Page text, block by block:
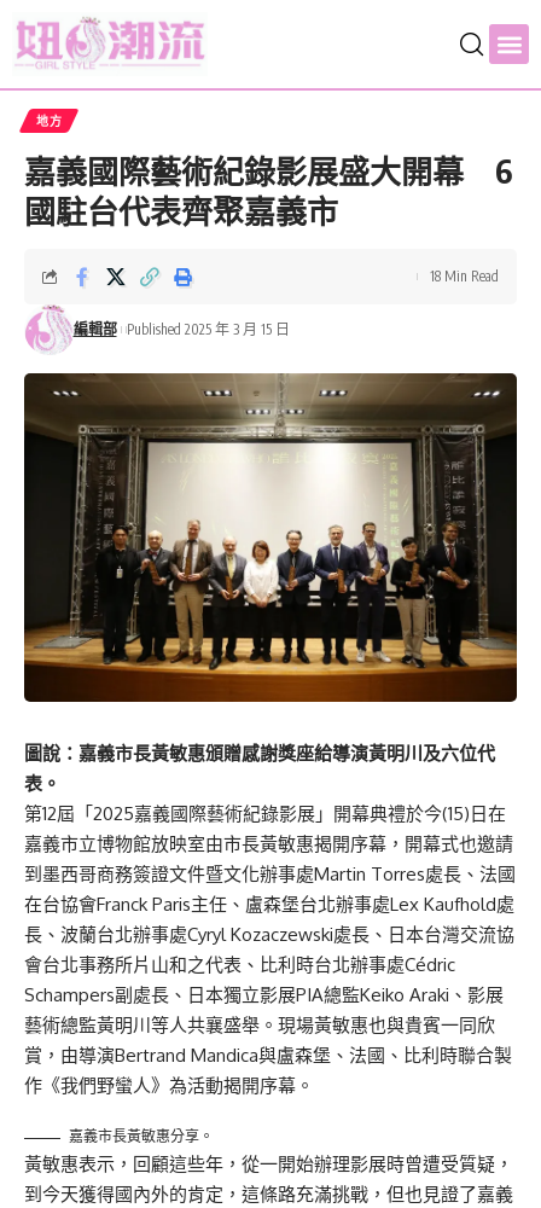
地方
嘉義國際藝術紀錄影展盛大開幕 6
國駐台代表齊聚嘉義市
編輯部 Published 2025 年 3 月 15 日
18 Min Read
圖說：嘉義市長黃敏惠頒贈感謝獎座給導演黃明川及六位代
表。
第12屆「2025嘉義國際藝術紀錄影展」開幕典禮於今(15)日在
嘉義市立博物館放映室由市長黃敏惠揭開序幕，開幕式也邀請
到墨西哥商務簽證文件暨文化辦事處Martin Torres處長、法國
在台協會Franck Paris主任、盧森堡台北辦事處Lex Kaufhold處
長、波蘭台北辦事處Cyryl Kozaczewski處長、日本台灣交流協
會台北事務所片山和之代表、比利時台北辦事處Cédric
Schampers副處長、日本獨立影展PIA總監Keiko Araki、影展
藝術總監黃明川等人共襄盛舉。現場黃敏惠也與貴賓一同欣
賞，由導演Bertrand Mandica與盧森堡、法國、比利時聯合製
作《我們野蠻人》為活動揭開序幕。
嘉義市長黃敏惠分享。
黃敏惠表示，回顧這些年，從一開始辦理影展時曾遭受質疑，
到今天獲得國內外的肯定，這條路充滿挑戰，但也見證了嘉義